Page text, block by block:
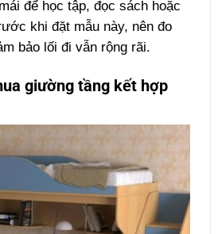
để học tập, đọc sách hoặc
khi đặt mẫu này, nên đo
bảo lối đi vẫn rộng rãi.
giường tầng kết hợp